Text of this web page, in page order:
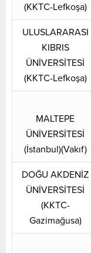
(KKTC-Lefkoşa)
ULUSLARARASI
KIBRIS
ÜNİVERSİTESİ
(KKTC-Lefkoşa)
MALTEPE
ÜNİVERSİTESİ
(İstanbul)(Vakıf)
DOĞU AKDENİZ
ÜNİVERSİTESİ
(KKTC-
Gazimağusa)